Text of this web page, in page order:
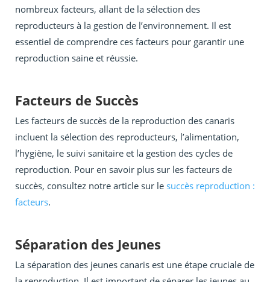
nombreux facteurs, allant de la sélection des
reproducteurs à la gestion de l’environnement. Il est
essentiel de comprendre ces facteurs pour garantir une
reproduction saine et réussie.
Facteurs de Succès
Les facteurs de succès de la reproduction des canaris
incluent la sélection des reproducteurs, l’alimentation,
l’hygiène, le suivi sanitaire et la gestion des cycles de
reproduction. Pour en savoir plus sur les facteurs de
succès, consultez notre article sur le succès reproduction :
facteurs.
Séparation des Jeunes
La séparation des jeunes canaris est une étape cruciale de